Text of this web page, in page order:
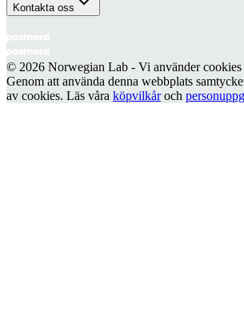
Kontakta oss
© 2026 Norwegian Lab - Vi använder cookies
Genom att använda denna webbplats
av cookies. Läs våra köpvilkåroch